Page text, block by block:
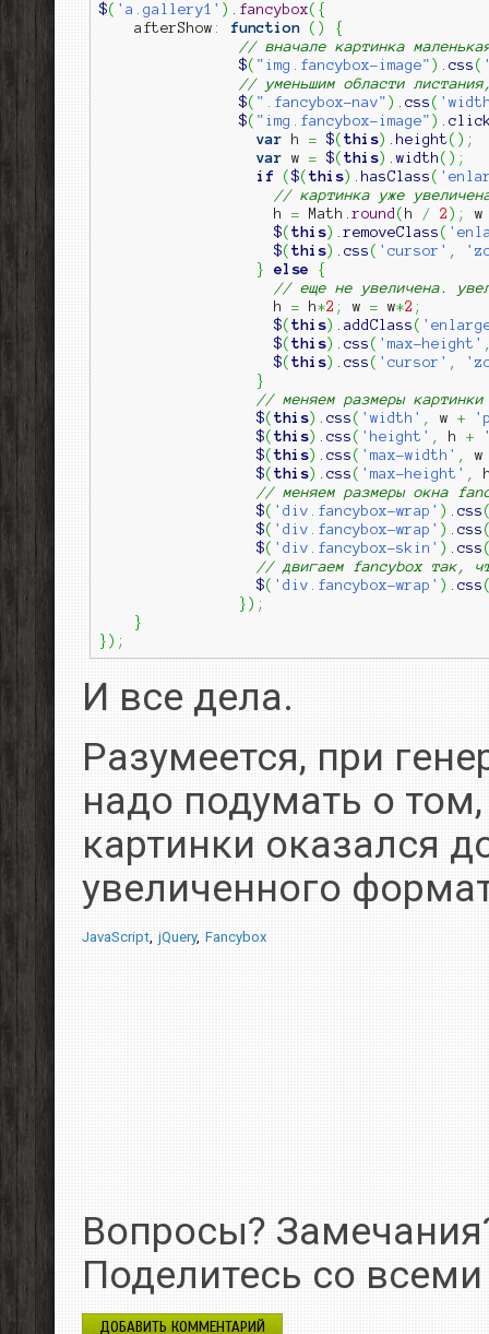
$( 'a.gallery1' ) . fancybox( {
    afterShow
: function ( )
{
// вначале картинка
$( "img.fancybox-image" ) . css (
// уменьшим области
$( ".fancybox-nav" ) . css (
$( "img.fancybox-image" ) .
var h = $( this) . height ( ) ;
var w = $( this) . width ( ) ;
if
($( this) . hasClass (
// картинка уже
                    h
= Math.round ( h / 2 ) ;
$( this) .removeClass (
$( this) . css ( 'cursor' ,
}
else
{
// еще не увеличена.
                    h
= h*2 ; w = w*2 ;
$( this) . addClass (
$( this) . css ( 'max-height'
$( this) . css ( 'cursor' ,
}
// меняем размеры картинки
$( this) . css ( 'width' , w +
$( this) . css ( 'height' , h +
$( this) . css ( 'max-width' ,
$( this) . css ( 'max-height' ,
// меняем размеры окна
$( 'div.fancybox-wrap' ) . css
$( 'div.fancybox-wrap' ) . css
$( 'div.fancybox-skin' ) . css
// двигаем fancybox так,
$( 'div.fancybox-wrap' ) . css
} ) ;
}
} ) ;
И все дела.
Разумеется, при
надо подумать о
картинки оказался
увеличенного
JavaScript jQuery Fancybox
Вопросы?
Поделитесь со
ДОБАВИТЬ КОММЕНТАРИЙ